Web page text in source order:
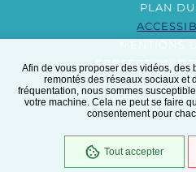
Afin de vous proposer des vidéos, des
remontés des réseaux sociaux et
fréquentation, nous sommes
votre machine. Cela ne peut se faire
consentement pour
Tout accepter
PLAN DU
PROTECTION
GESTION